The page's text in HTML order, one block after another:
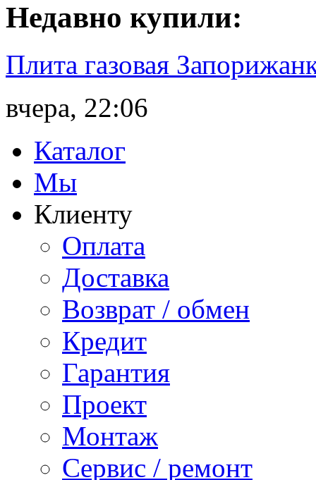
Недавно купили:
Плита газовая
вчера, 22:06
Каталог
Мы
Клиенту
Оплата
Доставка
Возврат / обмен
Кредит
Гарантия
Проект
Монтаж
Сервис / ремонт